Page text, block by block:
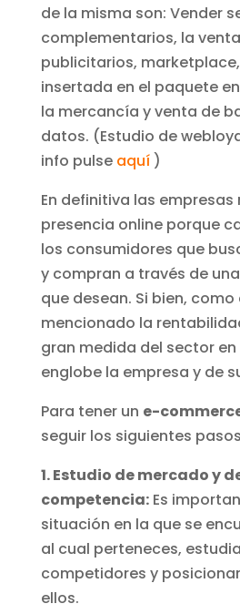
de la misma son: Vender
complementarios, la
publicitarios,
insertada en el paquete
la mercancía y venta de
datos. (Estudio de
info pulse aquí)
En definitiva las empresas
presencia online porque
los consumidores que
y compran a través de
que desean. Si bien,
mencionado la
gran medida del sector en
englobe la empresa y de
Para tener un e-
seguir los siguientes
1. Estudio de mercado y
competencia:Es
situación en la que se
al cual perteneces,
competidores y
ellos.